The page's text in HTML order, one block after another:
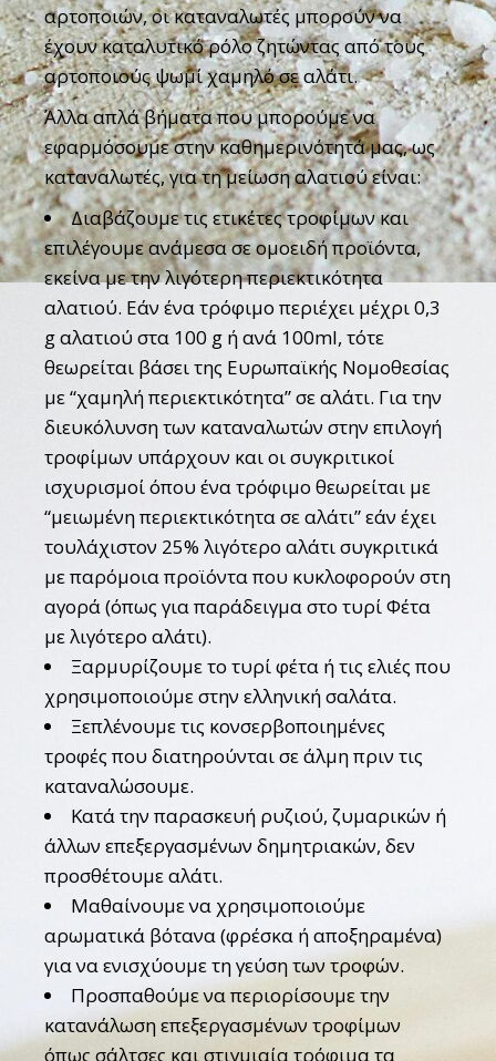
αρτοποιών, οι καταναλωτές μπορούν να
έχουν καταλυτικό ρόλο ζητώντας από τους
αρτοποιούς ψωμί χαμηλό σε αλάτι.
Άλλα απλά βήματα που μπορούμε να
εφαρμόσουμε στην καθημερινότητά μας, ως
καταναλωτές, για τη μείωση αλατιού είναι:
Διαβάζουμε τις ετικέτες τροφίμων και
επιλέγουμε ανάμεσα σε ομοειδή προϊόντα,
εκείνα με την λιγότερη περιεκτικότητα
αλατιού. Εάν ένα τρόφιμο περιέχει μέχρι 0,3
g αλατιού στα 100 g ή ανά 100ml, τότε
θεωρείται βάσει της Ευρωπαϊκής Νομοθεσίας
με “χαμηλή περιεκτικότητα” σε αλάτι. Για την
διευκόλυνση των καταναλωτών στην επιλογή
τροφίμων υπάρχουν και οι συγκριτικοί
ισχυρισμοί όπου ένα τρόφιμο θεωρείται με
“μειωμένη περιεκτικότητα σε αλάτι” εάν έχει
τουλάχιστον 25% λιγότερο αλάτι συγκριτικά
με παρόμοια προϊόντα που κυκλοφορούν στη
αγορά (όπως για παράδειγμα στο τυρί Φέτα
με λιγότερο αλάτι).
Ξαρμυρίζουμε το τυρί φέτα ή τις ελιές που
χρησιμοποιούμε στην ελληνική σαλάτα.
Ξεπλένουμε τις κονσερβοποιημένες
τροφές που διατηρούνται σε άλμη πριν τις
καταναλώσουμε.
Κατά την παρασκευή ρυζιού, ζυμαρικών ή
άλλων επεξεργασμένων δημητριακών, δεν
προσθέτουμε αλάτι.
Μαθαίνουμε να χρησιμοποιούμε
αρωματικά βότανα (φρέσκα ή αποξηραμένα)
για να ενισχύουμε τη γεύση των τροφών.
Προσπαθούμε να περιορίσουμε την
κατανάλωση επεξεργασμένων τροφίμων
όπως σάλτσες και στιγμιαία τρόφιμα τα